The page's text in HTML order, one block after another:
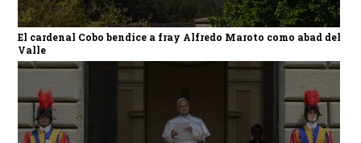
El cardenal Cobo bendice a fray Alfredo Maroto como abad del
Valle